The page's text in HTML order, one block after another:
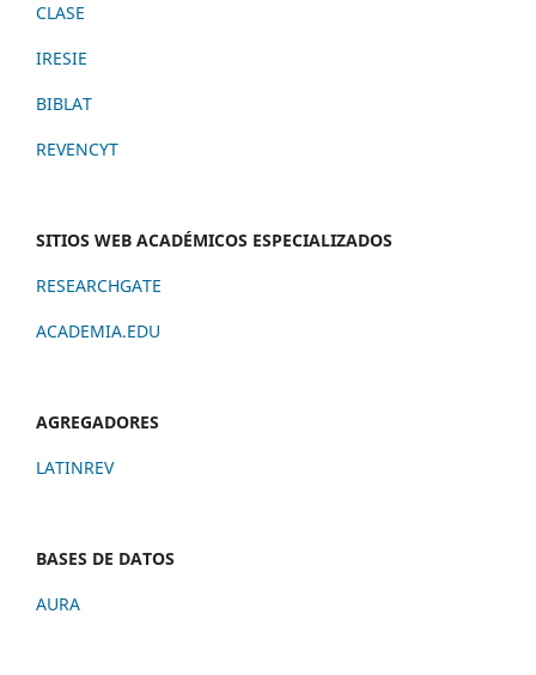
CLASE
IRESIE
BIBLAT
REVENCYT
SITIOS WEB ACADÉMICOS ESPECIALIZADOS
RESEARCHGATE
ACADEMIA.EDU
AGREGADORES
LATINREV
BASES DE DATOS
AURA